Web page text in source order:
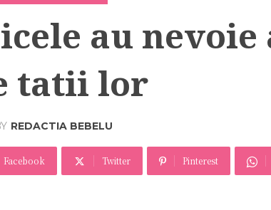
au nevoie
tatii lor
REDACTIA BEBELU
Facebook Twitter Pinterest